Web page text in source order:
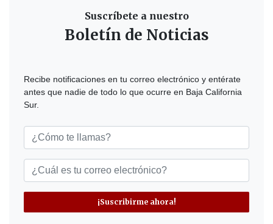
Suscríbete a nuestro
Boletín de Noticias
Recibe notificaciones en tu correo electrónico y entérate
antes que nadie de todo lo que ocurre en Baja California
Sur.
¡Suscribirme ahora!